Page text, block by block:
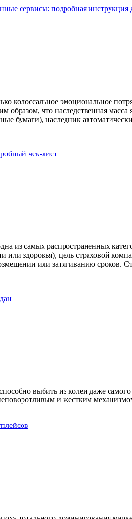
сервисы: подробная инструкция
колоссальное эмоциональное
что наследственная
бумаги), наследник
чек-лист
из самых распространенных
здоровья), цель страховой
или затягиванию сроков.
выбить из колеи даже
и жестким